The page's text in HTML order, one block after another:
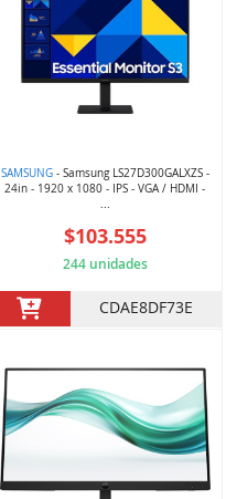
SAMSUNG- Samsung LS27D300GALXZS -
24in - 1920 x 1080 - IPS - VGA / HDMI -
...
$103.555
244 unidades
CDAE8DF73E